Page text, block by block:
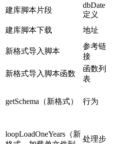
建库脚本片段
dbDate
定义
建库脚本下载
地址
新格式导入脚本
参考链
接
新格式导入脚本函数
函数列
表
getSchema（新格式） 行为
loopLoadOneYears（新
处理步